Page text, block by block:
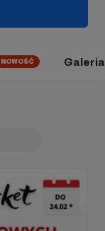
NOWOŚĆ Galeria